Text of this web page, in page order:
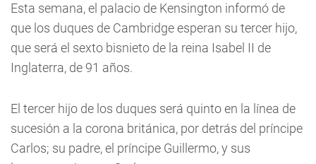
Esta semana, el palacio de Kensington informó de
que los duques de Cambridge esperan su tercer hijo,
que será el sexto bisnieto de la reina Isabel II de
Inglaterra, de 91 años.
El tercer hijo de los duques será quinto en la línea de
sucesión a la corona británica, por detrás del príncipe
Carlos; su padre, el príncipe Guillermo, y sus